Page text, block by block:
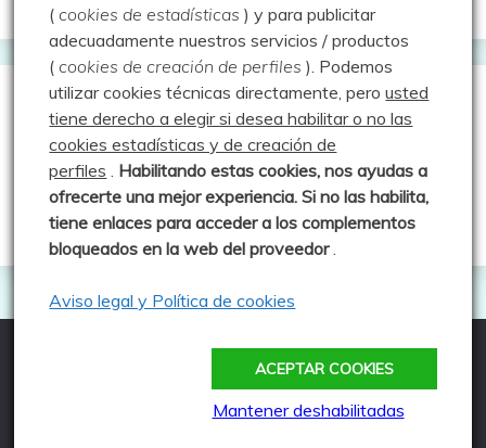
Guías de Montaña
Manu - Entre Valles y Cumbre
Luis Crespo Fernández
Todos los derechos reservados
Funciona gracias a WordPress
|
Tema: Fairy por
(cookies de estadísticas ) y para publicitar
adecuadamente nuestros servicios / productos
(cookies de creación de perfiles ). Podemos
utilizar cookies técnicas directamente, perousted
tiene derecho a elegir si desea habilitar o no las
cookies estadísticas y de creación de
perfiles . Habilitando estas cookies, nos ayudas a
ofrecerte una mejor experiencia. Si no las habilita,
tiene enlaces para acceder a los complementos
bloqueados en la web del proveedor.
Aviso legal y Política de cookies
ACEPTAR COOKIES
Mantener deshabilitadas